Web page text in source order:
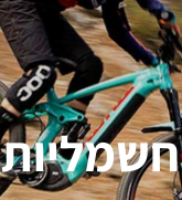
חשמליות